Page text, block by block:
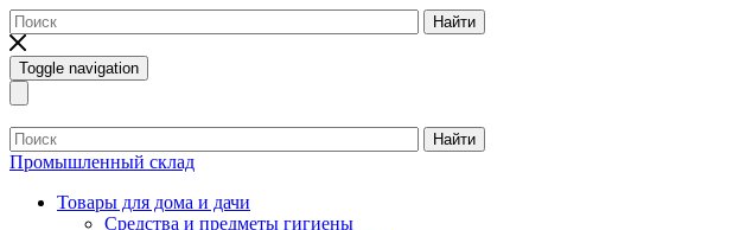
Найти
Toggle navigation
Найти
Промышленный склад
Товары для дома и дачи
Средства и предметы гигиены